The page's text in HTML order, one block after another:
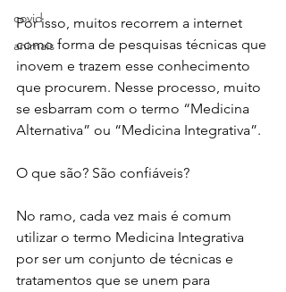
covid
animais
Por isso, muitos recorrem a internet
como forma de pesquisas técnicas que
inovem e trazem esse conhecimento
que procurem. Nesse processo, muito
se esbarram com o termo “Medicina
Alternativa” ou “Medicina Integrativa”.
O que são? São confiáveis?
No ramo, cada vez mais é comum
utilizar o termo Medicina Integrativa
por ser um conjunto de técnicas e
tratamentos que se unem para